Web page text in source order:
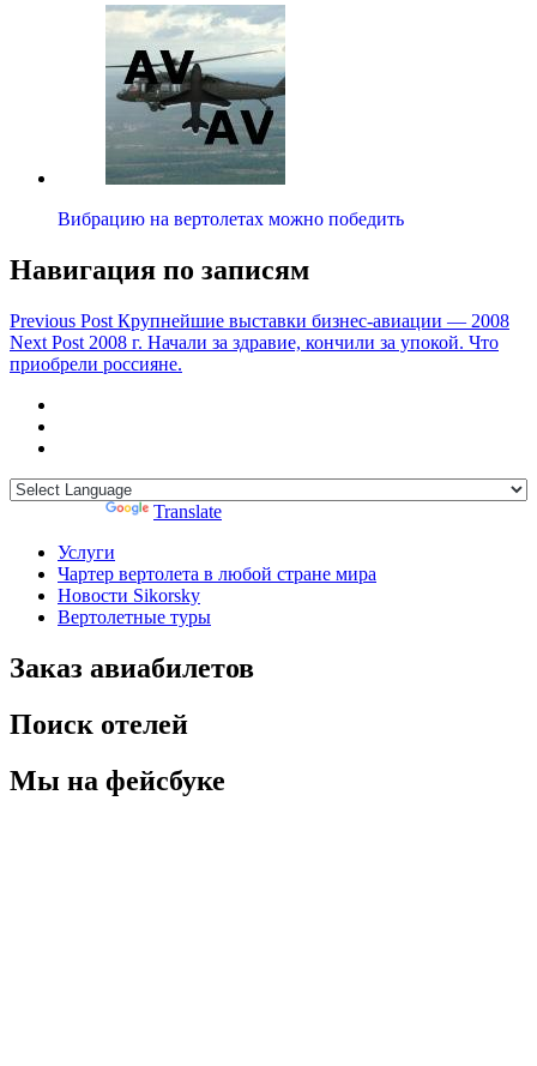
Вибрацию на вертолетах можно победить
Навигация по записям
Previous Post Крупнейшие выставки бизнес-авиации — 2008
Next Post 2008 г. Начали за здравие, кончили за упокой. Что
приобрели россияне.
Translate
Услуги
Чартер вертолета в любой стране мира
Новости Sikorsky
Вертолетные туры
Заказ авиабилетов
Поиск отелей
Мы на фейсбуке